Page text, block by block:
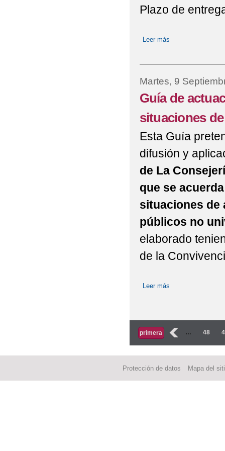
Plazo de
Leer más
Martes, 9
Guía de
situaciones
Esta Guía
difusión y
de La
que se
situaciones de
públicos no
elaborado
de la
Leer más
Páginas
primera ‹ … 48
Protección de datos Mapa del